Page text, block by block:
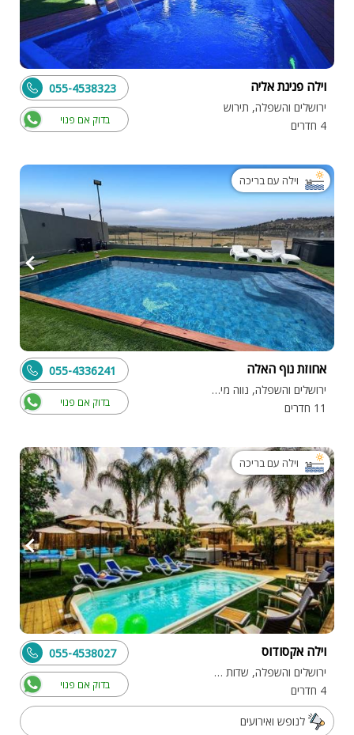
וילה פנינת אליה
ירושלים והשפלה, תירוש
4 חדרים
בדוק אם פנוי
055-4538323
וילה עם בריכה
אחוזת נוף האלה
ירושלים והשפלה, נווה מיכאל
11 חדרים
בדוק אם פנוי
055-4336241
וילה עם בריכה
וילה אקסודוס
ירושלים והשפלה, שדות מיכה
4 חדרים
בדוק אם פנוי
055-4538027
לנופש ואירועים